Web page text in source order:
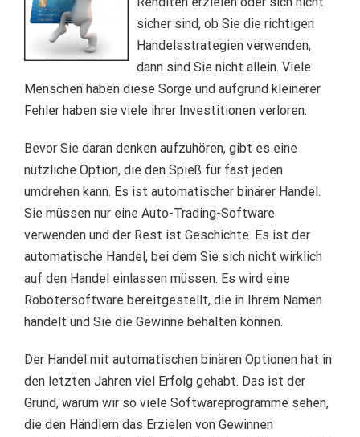
sicher sind, ob Sie die richtigen
Handelsstrategien verwenden,
dann sind Sie nicht allein. Viele
Menschen haben diese Sorge und aufgrund kleinerer
Fehler haben sie viele ihrer Investitionen verloren.
Bevor Sie daran denken aufzuhören, gibt es eine
nützliche Option, die den Spieß für fast jeden
umdrehen kann. Es ist automatischer binärer Handel.
Sie müssen nur eine Auto-Trading-Software
verwenden und der Rest ist Geschichte. Es ist der
automatische Handel, bei dem Sie sich nicht wirklich
auf den Handel einlassen müssen. Es wird eine
Robotersoftware bereitgestellt, die in Ihrem Namen
handelt und Sie die Gewinne behalten können.
Der Handel mit automatischen binären Optionen hat in
den letzten Jahren viel Erfolg gehabt. Das ist der
Grund, warum wir so viele Softwareprogramme sehen,
die den Händlern das Erzielen von Gewinnen